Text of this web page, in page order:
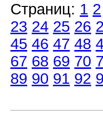
Страниц: 1 2
23 24 25 26
45 46 47 48
67 68 69 70
89 90 91 92